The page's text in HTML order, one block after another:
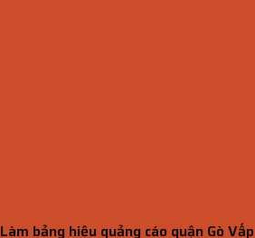
Làm bảng hiệu quảng cáo quận Gò Vấp